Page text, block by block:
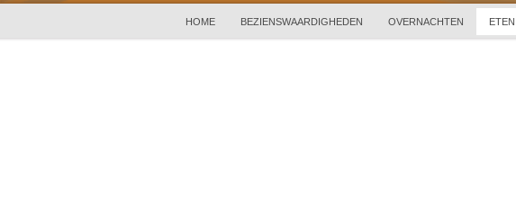
HOME BEZIENSWAARDIGHEDEN OVERNACHTEN